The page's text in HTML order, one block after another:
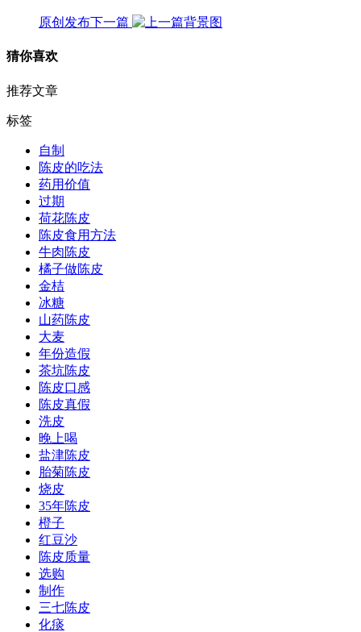
原创发布下一篇
猜你喜欢
推荐文章
标签
自制
陈皮的吃法
药用价值
过期
荷花陈皮
陈皮食用方法
牛肉陈皮
橘子做陈皮
金桔
冰糖
山药陈皮
大麦
年份造假
茶坑陈皮
陈皮口感
陈皮真假
洗皮
晚上喝
盐津陈皮
胎菊陈皮
烧皮
35年陈皮
橙子
红豆沙
陈皮质量
选购
制作
三七陈皮
化痰